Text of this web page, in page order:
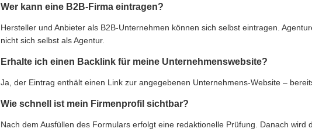
Wer kann eine B2B-Firma eintragen?
Hersteller und Anbieter als B2B-Unternehmen können sich selbst eintragen.
nicht sich selbst als Agentur.
Erhalte ich einen Backlink für meine Unternehmenswebsite?
Ja, der Eintrag enthält einen Link zur angegebenen Unternehmens-Website –
Wie schnell ist mein Firmenprofil sichtbar?
Nach dem Ausfüllen des Formulars erfolgt eine redaktionelle Prüfung. Danach